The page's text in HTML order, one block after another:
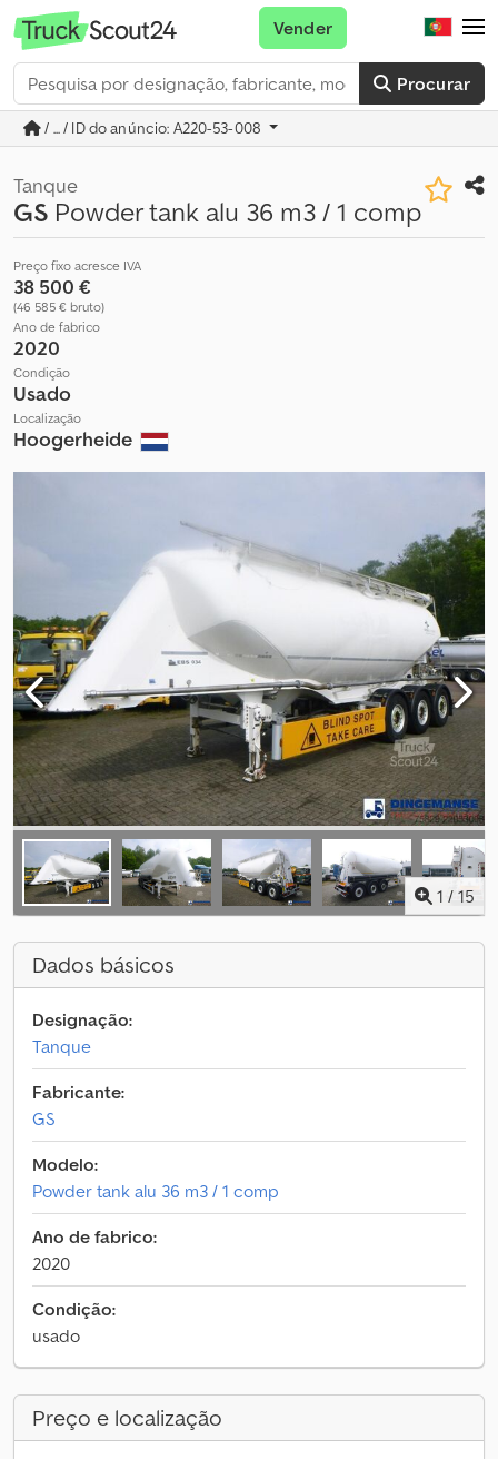
Procurar
Vender
/ ... / ID do anúncio: A220-53-008
Tanque
GS Powder tank alu 36 m3 / 1 comp
Preço fixo acresce IVA
38 500 €
(46 585 € bruto)
Ano de fabrico
2020
Condição
Usado
Localização
Hoogerheide
1 / 15
Dados básicos
Designação:
Tanque
Fabricante:
GS
Modelo:
Powder tank alu 36 m3 / 1 comp
Ano de fabrico:
2020
Condição:
usado
Preço e localização